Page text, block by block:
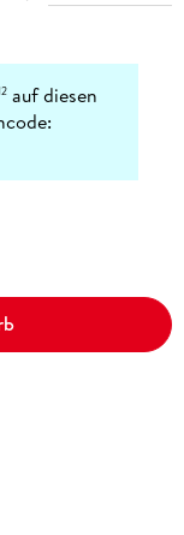
auf diesen